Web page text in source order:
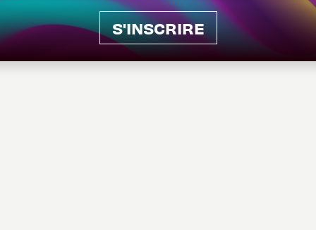
S'INSCRIRE